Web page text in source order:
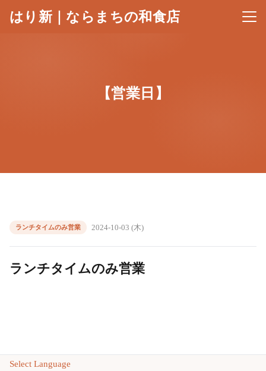
はり新｜ならまちの和食店 メニ
【営業日】
ランチタイムのみ営業 2024-10-03 (木)
ランチタイムのみ営業
Select Language